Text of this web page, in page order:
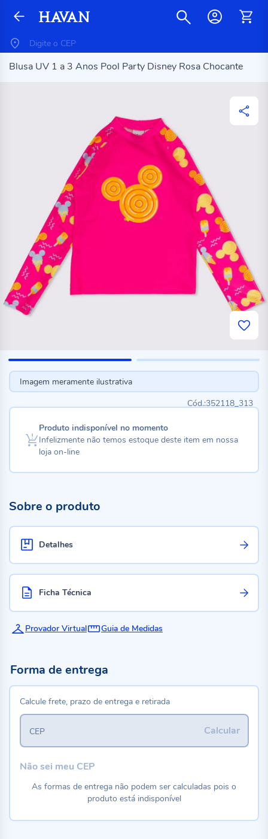
Blusa UV 1 a 3 Anos Pool Party Disney Rosa Chocante
Imagem meramente ilustrativa
352118_313
Produto indisponível no momento
Infelizmente não temos estoque deste item em nossa
loja on-line
Sobre o produto
Detalhes
Ficha Técnica
Provador Virtual Guia de Medidas
Forma de entrega
Calcule frete, prazo de entrega e retirada
Calcular
CEP
Não sei meu CEP
As formas de entrega não podem ser calculadas pois o
produto está indisponível